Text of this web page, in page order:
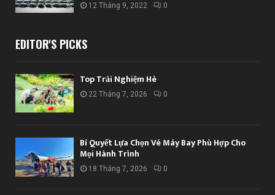
12 Tháng 9, 2022 0
EDITOR'S PICKS
Top Trải Nghiệm Hè
22 Tháng 7, 2026 0
Bí Quyết Lựa Chọn Vé Máy Bay Phù Hợp Cho
Mọi Hành Trình
18 Tháng 7, 2026 0